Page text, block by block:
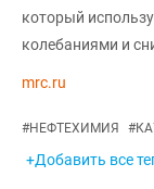
который
колебаниями и
mrc.ru
#НЕФТЕХИМИЯ #
+Добавить все